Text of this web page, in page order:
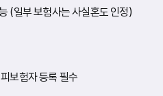
(일부 보험사는 사실혼도 인정)
보험자 등록 필수